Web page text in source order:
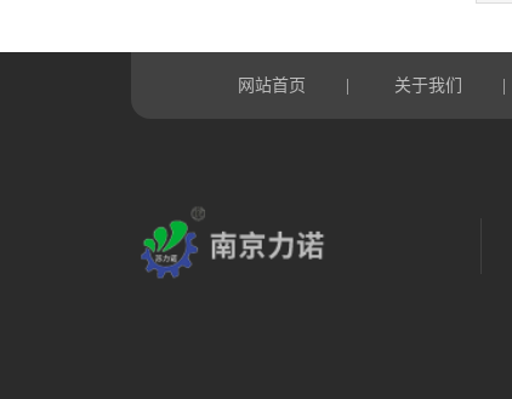
网站首页 | 关于我们 |